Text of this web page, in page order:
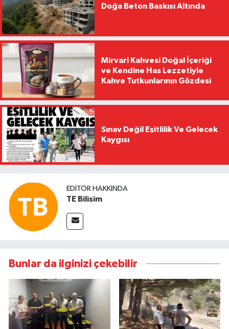
Doğa Beton Baskısı Altında
Mirvari Kahvesi Doğal İçeriği
ve Kendine Has Lezzetiyle
Kahve Tutkunlarının Gözdesi
Sınav Değil Eşitlilik Ve Gelecek
Kaygısı
EDITÖR HAKKINDA
TE Bilisim
Bunlar da ilginizi çekebilir